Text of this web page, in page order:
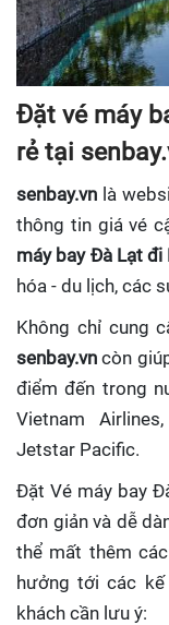
Đặt vé máy
rẻ tại
senbay.vn là
thông tin giá vé
máy bay Đà Lạt đi
hóa - du lịch, các
Không chỉ cung
senbay.vn còn
điểm đến trong
Vietnam
Jetstar Pacific.
Đặt Vé máy bay
đơn giản và dễ
thể mất thêm
hưởng tới các kế
khách cần lưu ý: